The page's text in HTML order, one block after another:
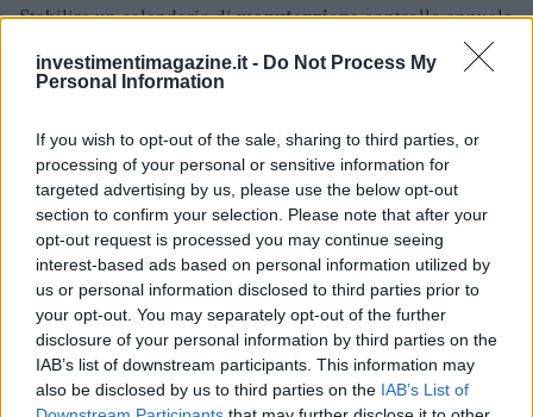
investimentimagazine.it - Do Not Process My
Personal Information
If you wish to opt-out of the sale, sharing to third parties, or
processing of your personal or sensitive information for
targeted advertising by us, please use the below opt-out
section to confirm your selection. Please note that after your
opt-out request is processed you may continue seeing
interest-based ads based on personal information utilized by
us or personal information disclosed to third parties prior to
your opt-out. You may separately opt-out of the further
disclosure of your personal information by third parties on the
IAB’s list of downstream participants. This information may
also be disclosed by us to third parties on the IAB’s List of
Stabilire un calendario dimanutenzionecontrollo annuale
dell’integrità dei backup (senza esporli a copie digitali),
verifica dell’accesso alle cassette di sicurezza,
funzionalità, revisione dellepolicydi firma e dei ruoli.
Annotare cambi di indirizzi di deposito e aggiornare i
descriptor se si modificano i cosigner. In caso di evento
avverso (furto, incendio, decesso), predisporre istruzioni
legali e tecniche affinché le persone designate possano
eseguire il recupero senza interpretazioni. La sicurezza è
un processo: ciò che oggi è solido, senza manutenzione,
domani diventa fragile.